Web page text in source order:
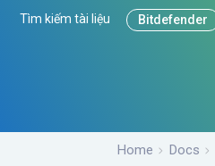
Tìm kiếm tài liệu Bitdefender
Home Docs